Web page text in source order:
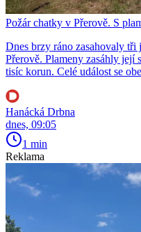
Požár chatky v Přerově. S
Dnes brzy ráno zasahovaly
Přerově. Plameny zasáhly její
tisíc korun. Celé událost se
Hanácká Drbna
dnes, 09:05
1 min
Reklama